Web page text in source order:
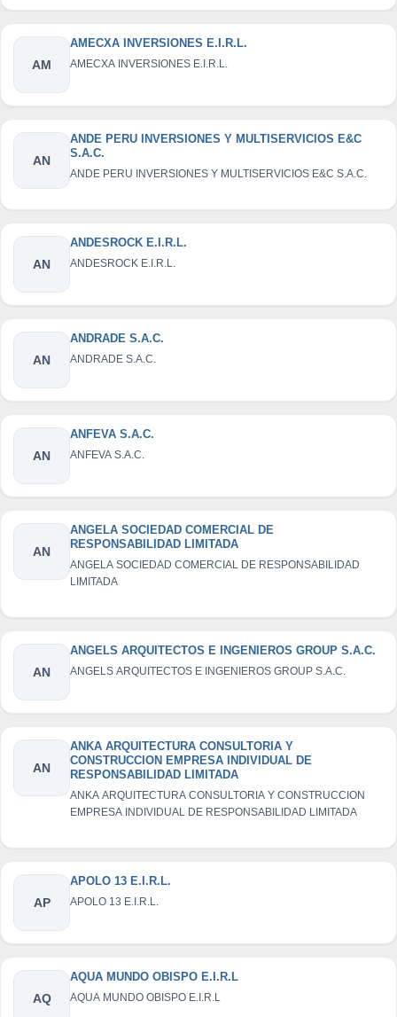
AM
AMECXA INVERSIONES E.I.R.L.
AMECXA INVERSIONES E.I.R.L.
AN
ANDE PERU INVERSIONES Y MULTISERVICIOS E&C
S.A.C.
ANDE PERU INVERSIONES Y MULTISERVICIOS E&C S.A.C.
AN
ANDESROCK E.I.R.L.
ANDESROCK E.I.R.L.
AN
ANDRADE S.A.C.
ANDRADE S.A.C.
AN
ANFEVA S.A.C.
ANFEVA S.A.C.
AN
ANGELA SOCIEDAD COMERCIAL DE
RESPONSABILIDAD LIMITADA
ANGELA SOCIEDAD COMERCIAL DE RESPONSABILIDAD
LIMITADA
AN
ANGELS ARQUITECTOS E INGENIEROS GROUP S.A.C.
ANGELS ARQUITECTOS E INGENIEROS GROUP S.A.C.
AN
ANKA ARQUITECTURA CONSULTORIA Y
CONSTRUCCION EMPRESA INDIVIDUAL DE
RESPONSABILIDAD LIMITADA
ANKA ARQUITECTURA CONSULTORIA Y CONSTRUCCION
EMPRESA INDIVIDUAL DE RESPONSABILIDAD LIMITADA
AP
APOLO 13 E.I.R.L.
APOLO 13 E.I.R.L.
AQ
AQUA MUNDO OBISPO E.I.R.L
AQUA MUNDO OBISPO E.I.R.L